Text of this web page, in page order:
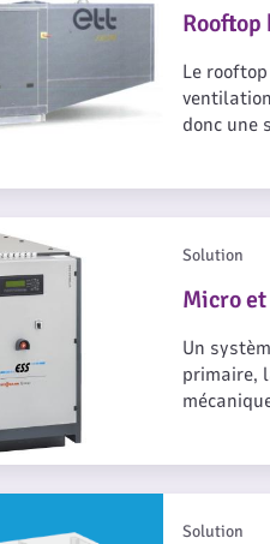
Le
donc une
Micro
Solution
Un
primaire,
Solution